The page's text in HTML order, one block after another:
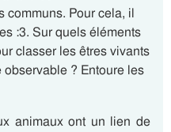
communs. Pour cela, il
:3. Sur quels éléments
classer les êtres vivants
observable ? Entoure les
animaux ont un lien de